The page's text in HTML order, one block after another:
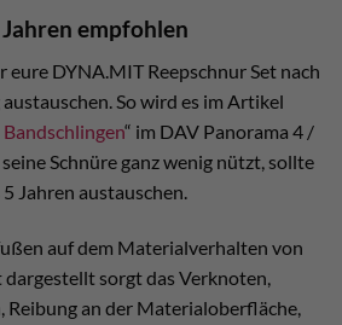
empfohlen
eure DYNA.MIT Reepschnur Set nach
So wird es im Artikel
“ im DAV Panorama 4 /
Schnüre ganz wenig nützt, sollte
Jahren austauschen.
auf dem Materialverhalten von
sorgt das Verknoten,
Reibung an der Materialoberfläche,